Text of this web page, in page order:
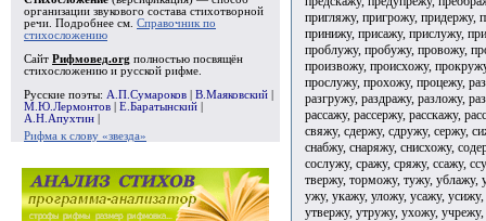
организации звукового состава стихотворной
речи. Подробнее см. Справочник по
стихосложению
Сайт Рифмовед.org полностью посвящён
стихосложению и русской рифме.
Русские поэты: А.П.Сумароков В.Маяковский
М.Ю.Лермонтов
Е.Баратынский
А.Н.Апухтин
Рифма к слову «звезда»
пригляжу, пригрожу, придержу,
принижу, присажу, прислужу,
проблужу, пробужу, провожу,
произвожу, происхожу,
прослужу, прохожу, процежу,
разгружу, раздражу, разложу,
рассажу, рассержу, расскажу,
свяжу, сдержу, сдружу, сержу,
снабжу, снаряжу, снисхожу,
сослужу, сражу, сряжу, ссажу,
твержу, торможу, тужу, ублажу,
ужу, укажу, уложу, усажу,
утвержу, утружу, ухожу,